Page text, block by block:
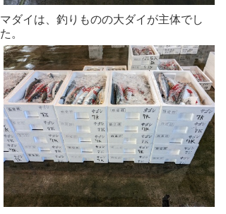
マダイは、釣りものの大ダイが主体でし
た。